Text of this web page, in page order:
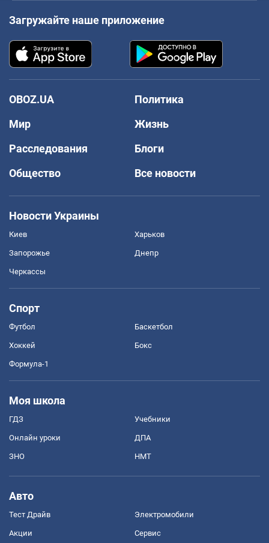
Загружайте наше приложение
OBOZ.UA
Политика
Мир
Жизнь
Расследования
Блоги
Общество
Все новости
Новости Украины
Киев Харьков
Запорожье Днепр
Черкассы
Спорт
Футбол Баскетбол
Хоккей Бокс
Формула-1
Моя школа
ГДЗ Учебники
Онлайн уроки ДПА
ЗНО НМТ
Авто
Тест Драйв Электромобили
Акции Сервис